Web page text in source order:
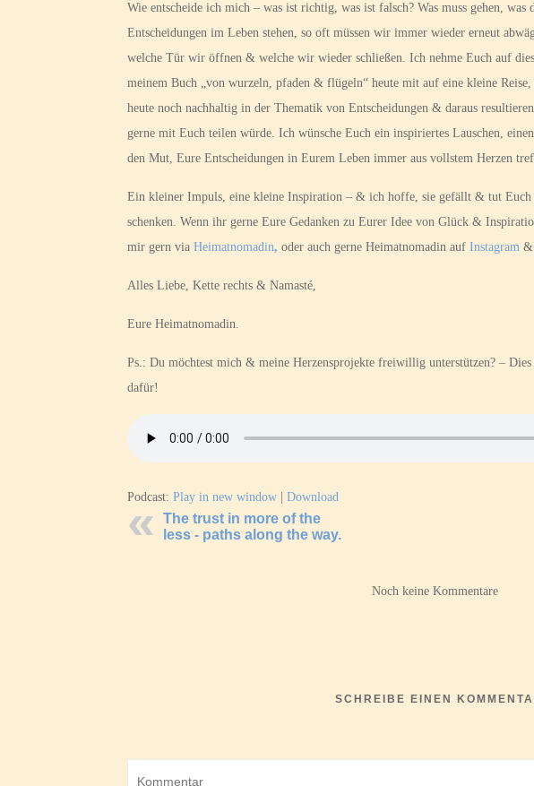
Wie entscheide ich mich – was ist richtig, was ist falsch? Was muss gehen,
Entscheidungen im Leben stehen, so oft müssen wir immer wieder erneut
welche Tür wir öffnen & welche wir wieder schließen. Ich nehme Euch auf
meinem Buch „von wurzeln, pfaden & flügeln“ heute mit auf eine kleine
heute noch nachhaltig in der Thematik von Entscheidungen & daraus
gerne mit Euch teilen würde. Ich wünsche Euch ein inspiriertes Lauschen,
den Mut, Eure Entscheidungen in Eurem Leben immer aus vollstem Herzen
Ein kleiner Impuls, eine kleine Inspiration – & ich hoffe, sie gefällt & tut Euch
schenken. Wenn ihr gerne Eure Gedanken zu Eurer Idee von Glück &
mir gern via Heimatnomadin, oder auch gerne Heimatnomadin auf Instagram &
Alles Liebe, Kette rechts & Namasté,
Eure Heimatnomadin.
Ps.: Du möchtest mich & meine Herzensprojekte freiwillig unterstützen? – Dies
dafür!
Podcast: Play in new window Download
The trust in more of the
less - paths along the way.
Noch keine Kommentare
SCHREIBE EINEN